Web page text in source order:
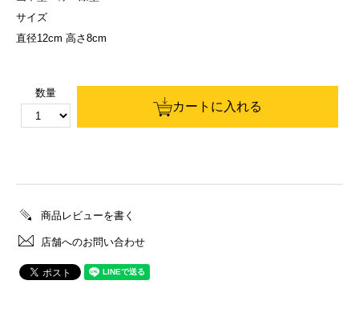
サイズ
直径12cm 高さ8cm
数量
カートに入れる
商品レビューを書く
店舗へのお問い合わせ